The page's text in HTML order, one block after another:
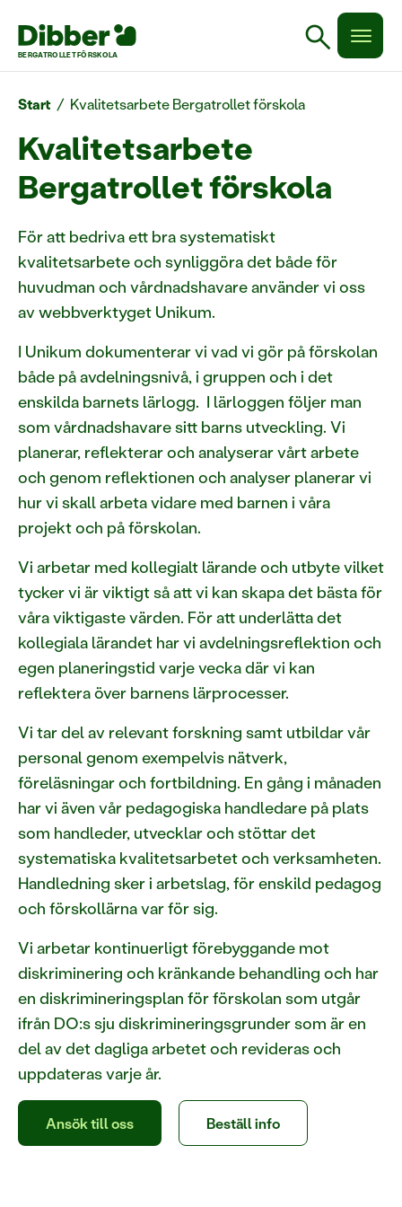
BERGATROLLET FÖRSKOLA search
Start / Kvalitetsarbete Bergatrollet förskola
Kvalitetsarbete
Bergatrollet förskola
För att bedriva ett bra systematiskt
kvalitetsarbete och synliggöra det både för
huvudman och vårdnadshavare använder vi oss
av webbverktyget Unikum.
I Unikum dokumenterar vi vad vi gör på förskolan
både på avdelningsnivå, i gruppen och i det
enskilda barnets lärlogg. I lärloggen följer man
som vårdnadshavare sitt barns utveckling. Vi
planerar, reflekterar och analyserar vårt arbete
och genom reflektionen och analyser planerar vi
hur vi skall arbeta vidare med barnen i våra
projekt och på förskolan.
Vi arbetar med kollegialt lärande och utbyte vilket
tycker vi är viktigt så att vi kan skapa det bästa för
våra viktigaste värden. För att underlätta det
kollegiala lärandet har vi avdelningsreflektion och
egen planeringstid varje vecka där vi kan
reflektera över barnens lärprocesser.
Vi tar del av relevant forskning samt utbildar vår
personal genom exempelvis nätverk,
föreläsningar och fortbildning. En gång i månaden
har vi även vår pedagogiska handledare på plats
som handleder, utvecklar och stöttar det
systematiska kvalitetsarbetet och verksamheten.
Handledning sker i arbetslag, för enskild pedagog
och förskollärna var för sig.
Vi arbetar kontinuerligt förebyggande mot
diskriminering och kränkande behandling och har
en diskrimineringsplan för förskolan som utgår
ifrån DO:s sju diskrimineringsgrunder som är en
del av det dagliga arbetet och revideras och
uppdateras varje år.
Ansök till oss Beställ info